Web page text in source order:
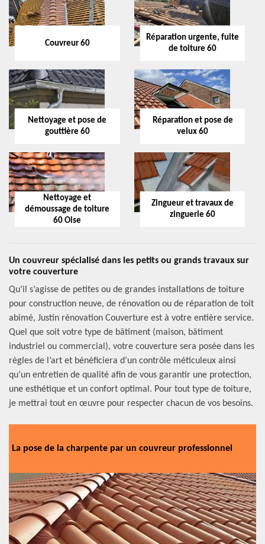
Couvreur 60
Réparation urgente, fuite
de toiture 60
Nettoyage et pose de
gouttière 60
Réparation et pose de
velux 60
Nettoyage et
démoussage de toiture
60 Oise
Zingueur et travaux de
zinguerie 60
Un couvreur spécialisé dans les petits ou grands travaux sur
votre couverture
Qu’il s’agisse de petites ou de grandes installations de toiture
pour construction neuve, de rénovation ou de réparation de toit
abimé, Justin rénovation Couverture est à votre entière service.
Quel que soit votre type de bâtiment (maison, bâtiment
industriel ou commercial), votre couverture sera posée dans les
règles de l’art et bénéficiera d’un contrôle méticuleux ainsi
qu’un entretien de qualité afin de vous garantir une protection,
une esthétique et un confort optimal. Pour tout type de toiture,
je mettrai tout en œuvre pour respecter chacun de vos besoins.
La pose de la charpente par un couvreur professionnel